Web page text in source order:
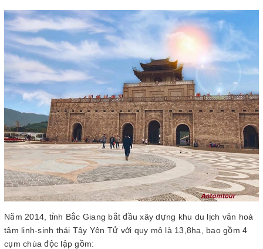
Năm 2014, tỉnh Bắc Giang bắt đầu xây dựng khu du lịch văn hoá
tâm linh-sinh thái Tây Yên Tử với quy mô là 13,8ha, bao gồm 4
cụm chùa độc lập gồm: